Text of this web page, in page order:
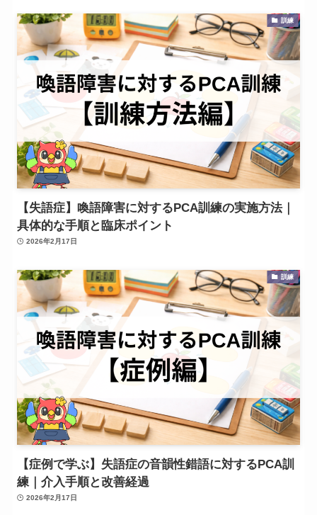
訓練
【失語症】喚語障害に対するPCA訓練の実施方法｜
具体的な手順と臨床ポイント
2026年2月17日
訓練
【症例で学ぶ】失語症の音韻性錯語に対するPCA訓
練｜介入手順と改善経過
2026年2月17日